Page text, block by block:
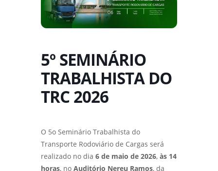
5º SEMINÁRIO
TRABALHISTA DO
TRC 2026
O 5o Seminário Trabalhista do
Transporte Rodoviário de Cargas será
realizado no dia 6 de maio de 2026, às 14
horas, no Auditório Nereu Ramos, da